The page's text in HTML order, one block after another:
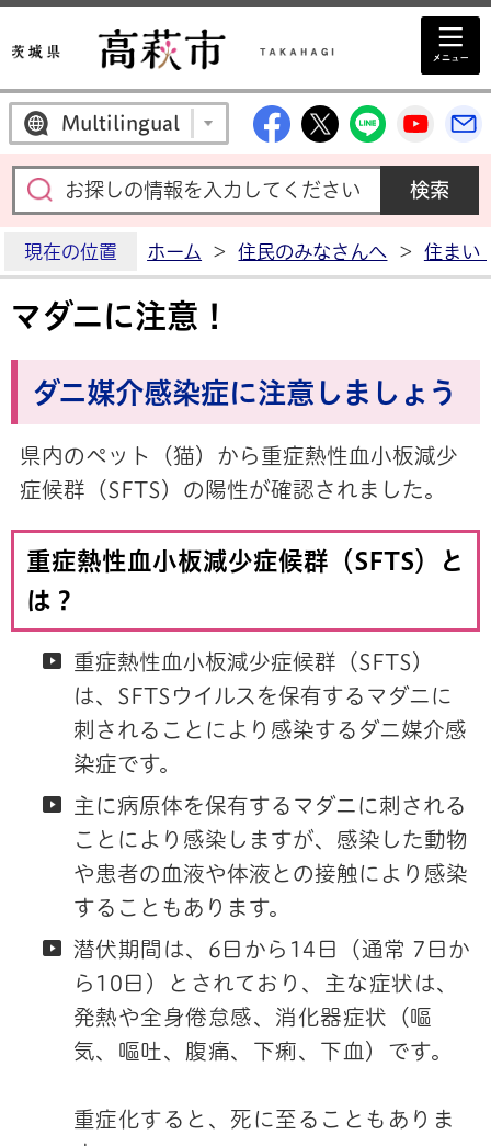
Multilingual 高萩市公式
高萩市公式X
高萩市
高
現在の位置 ホーム > 住民のみなさんへ > 住まい
マダニに注意！
ダニ媒介感染症に注意しましょう
県内のペット（猫）から重症熱性血小板減少
症候群（SFTS）の陽性が確認されました。
重症熱性血小板減少症候群（SFTS）と
は？
重症熱性血小板減少症候群（SFTS）
は、SFTSウイルスを保有するマダニに
刺されることにより感染するダニ媒介感
染症です。
主に病原体を保有するマダニに刺される
ことにより感染しますが、感染した動物
や患者の血液や体液との接触により感染
することもあります。
潜伏期間は、6日から14日（通常 7日か
ら10日）とされており、主な症状は、
発熱や全身倦怠感、消化器症状（嘔
気、嘔吐、腹痛、下痢、下血）です。
重症化すると、死に至ることもありま